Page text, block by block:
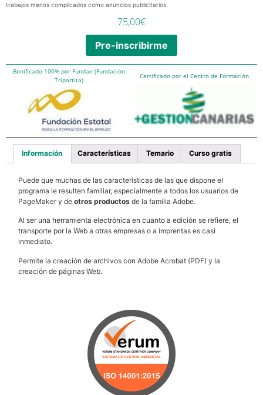
trabajos menos complicados como anuncios publicitarios.
75,00€
Pre-inscribirme
Bonificado 100% por Fundae (Fundación
Tripartita)
Certificado por el Centro de Formación
Información Características Temario Curso gratis
Puede que muchas de las características de las que dispone el
programa le resulten familiar, especialmente a todos los usuarios de
PageMaker y de otros productos de la familia Adobe.
Al ser una herramienta electrónica en cuanto a edición se refiere, el
transporte por la Web a otras empresas o a imprentas es casi
inmediato.
Permite la creación de archivos con Adobe Acrobat (PDF) y la
creación de páginas Web.